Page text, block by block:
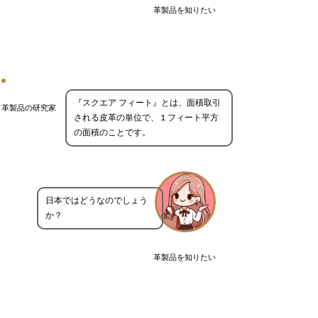
革製品を知りたい
革製品の研究家
『スクエア フィート』とは、面積取引
される皮革の単位で、１フィート平方
の面積のことです。
革製品を知りたい
日本ではどうなのでしょう
か？